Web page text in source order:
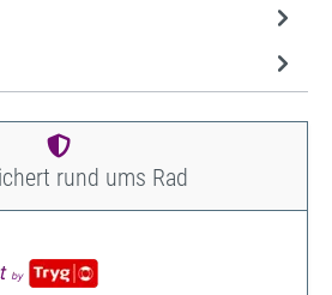
rund ums Rad